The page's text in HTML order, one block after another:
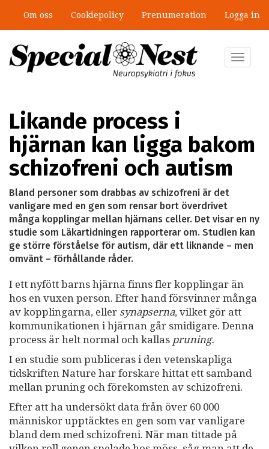
huvudinnehåll
Om oss Cookiepolicy Prenumeration Logga in
Toggle
Likande process i
hjärnan kan ligga bakom
schizofreni och autism
Bland personer som drabbas av schizofreni är det
vanligare med en gen som rensar bort överdrivet
många kopplingar mellan hjärnans celler. Det visar en ny
studie som Läkartidningen rapporterar om. Studien kan
ge större förståelse för autism, där ett liknande – men
omvänt – förhållande råder.
I ett nyfött barns hjärna finns fler kopplingar än
hos en vuxen person. Efter hand försvinner många
av kopplingarna, eller synapserna, vilket gör att
kommunikationen i hjärnan går smidigare. Denna
process är helt normal och kallas pruning.
I en studie som publiceras i den vetenskapliga
tidskriften Nature har forskare hittat ett samband
mellan pruning och förekomsten av schizofreni.
Efter att ha undersökt data från över 60 000
människor upptäcktes en gen som var vanligare
bland dem med schizofreni. När man tittade på
”Jobbet gick bra – just därför togs
stödet bort”